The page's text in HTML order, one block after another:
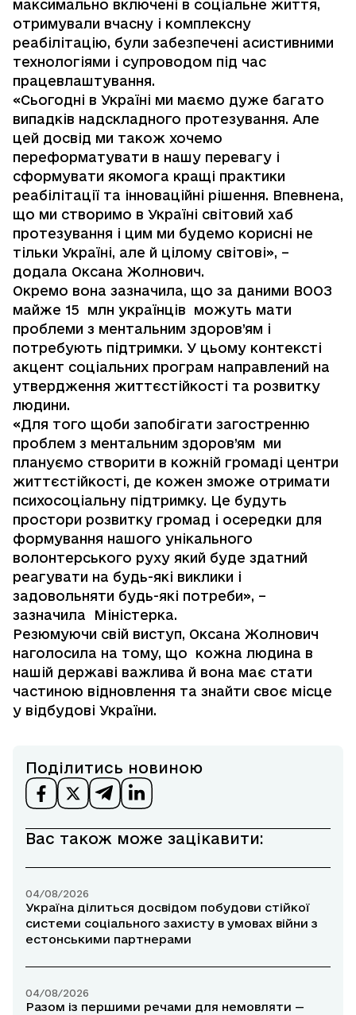
максимально включені в соціальне життя,
отримували вчасну і комплексну
реабілітацію, були забезпечені асистивними
технологіями і супроводом під час
працевлаштування.
«Сьогодні в Україні ми маємо дуже багато
випадків надскладного протезування. Але
цей досвід ми також хочемо
переформатувати в нашу перевагу і
сформувати якомога кращі практики
реабілітації та інноваційні рішення. Впевнена,
що ми створимо в Україні світовий хаб
протезування і цим ми будемо корисні не
тільки Україні, але й цілому світові», –
додала Оксана Жолнович.
Окремо вона зазначила, що за даними ВООЗ
майже 15 млн українців можуть мати
проблеми з ментальним здоров’ям і
потребують підтримки. У цьому контексті
акцент соціальних програм направлений на
утвердження життєстійкості та розвитку
людини.
«Для того щоби запобігати загостренню
проблем з ментальним здоров’ям ми
плануємо створити в кожній громаді центри
життєстійкості, де кожен зможе отримати
психосоціальну підтримку. Це будуть
простори розвитку громад і осередки для
формування нашого унікального
волонтерського руху який буде здатний
реагувати на будь-які виклики і
задовольняти будь-які потреби», –
зазначила Міністерка.
Резюмуючи свій виступ, Оксана Жолнович
наголосила на тому, що кожна людина в
нашій державі важлива й вона має стати
частиною відновлення та знайти своє місце
у відбудові України.
Поділитись новиною
Вас також може зацікавити:
04/08/2026
Україна ділиться досвідом побудови стійкої
системи соціального захисту в умовах війни з
естонськими партнерами
04/08/2026
Разом із першими речами для немовляти —